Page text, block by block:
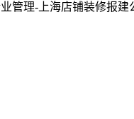
管理-上海店铺装修报建